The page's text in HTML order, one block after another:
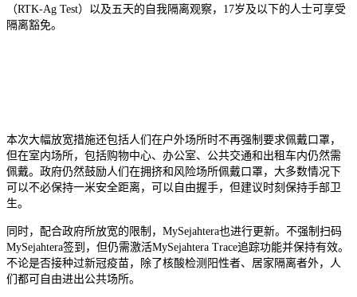
（RTK-Ag Test）以及五天的自我隔离观察，17岁及以下的人士可享受
隔离豁免。
本次大幅放宽措施还包括人们在户外场所时不再强制要求佩戴口罩，
但在室内场所，包括购物中心、办公室、公共交通和出租车内仍然需
佩戴。政府仍然鼓励人们在拥挤和风险场所佩戴口罩，大多数情况下
可以不必保持一米安全距离，可以自由握手，但建议时刻保持手部卫
生。
同时，配合政府所放宽的限制，MySejahtera也进行更新。不强制扫码
MySejahtera签到，但仍需激活MySejahtera Trace追踪功能并保持有效。
不论是否接种过新冠疫苗，除了核酸检测阳性者、居家隔离者外，人
们都可自由进出公共场所。